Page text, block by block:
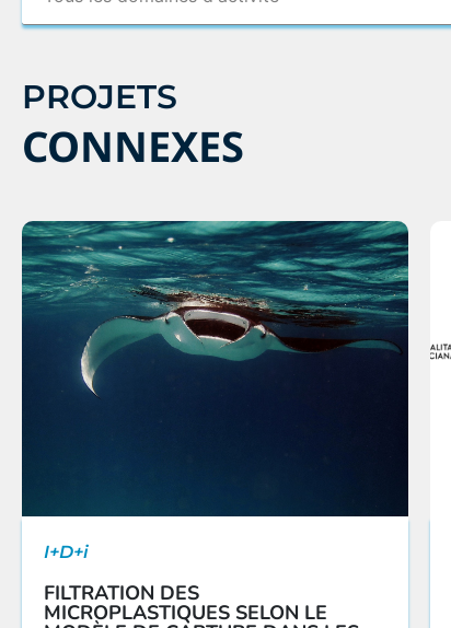
PROJETS
CONNEXES
I+D+i
FILTRATION DES
MICROPLASTIQUES SELON LE